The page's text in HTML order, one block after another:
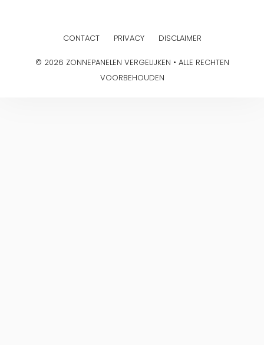
CONTACT PRIVACY DISCLAIMER
© 2026 ZONNEPANELEN VERGELIJKEN • ALLE RECHTEN
VOORBEHOUDEN